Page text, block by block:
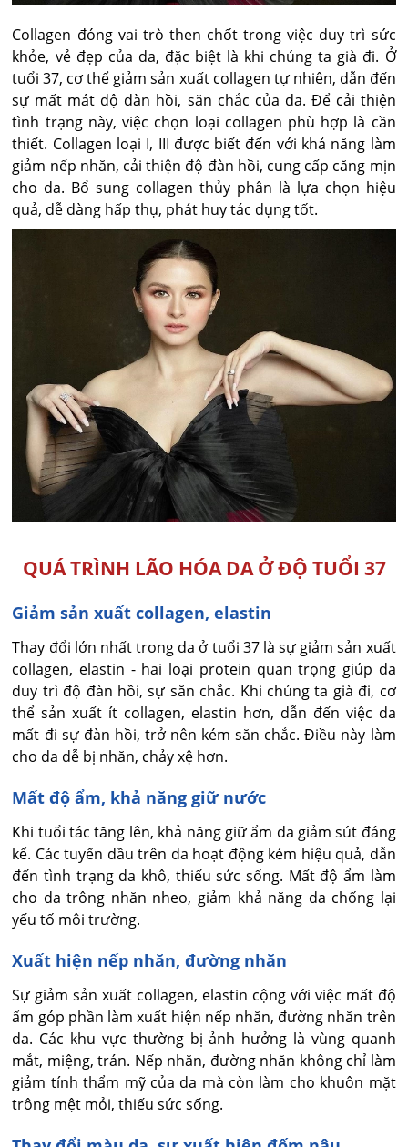
Collagen đóng vai trò then chốt trong việc duy trì sức
khỏe, vẻ đẹp của da, đặc biệt là khi chúng ta già đi. Ở
tuổi 37, cơ thể giảm sản xuất collagen tự nhiên, dẫn đến
sự mất mát độ đàn hồi, săn chắc của da. Để cải thiện
tình trạng này, việc chọn loại collagen phù hợp là cần
thiết. Collagen loại I, III được biết đến với khả năng làm
giảm nếp nhăn, cải thiện độ đàn hồi, cung cấp căng mịn
cho da. Bổ sung collagen thủy phân là lựa chọn hiệu
quả, dễ dàng hấp thụ, phát huy tác dụng tốt.
QUÁ TRÌNH LÃO HÓA DA Ở ĐỘ TUỔI 37
Giảm sản xuất collagen, elastin
Thay đổi lớn nhất trong da ở tuổi 37 là sự giảm sản xuất
collagen, elastin - hai loại protein quan trọng giúp da
duy trì độ đàn hồi, sự săn chắc. Khi chúng ta già đi, cơ
thể sản xuất ít collagen, elastin hơn, dẫn đến việc da
mất đi sự đàn hồi, trở nên kém săn chắc. Điều này làm
cho da dễ bị nhăn, chảy xệ hơn.
Mất độ ẩm, khả năng giữ nước
Khi tuổi tác tăng lên, khả năng giữ ẩm da giảm sút đáng
kể. Các tuyến dầu trên da hoạt động kém hiệu quả, dẫn
đến tình trạng da khô, thiếu sức sống. Mất độ ẩm làm
cho da trông nhăn nheo, giảm khả năng da chống lại
yếu tố môi trường.
Xuất hiện nếp nhăn, đường nhăn
Sự giảm sản xuất collagen, elastin cộng với việc mất độ
ẩm góp phần làm xuất hiện nếp nhăn, đường nhăn trên
da. Các khu vực thường bị ảnh hưởng là vùng quanh
mắt, miệng, trán. Nếp nhăn, đường nhăn không chỉ làm
giảm tính thẩm mỹ của da mà còn làm cho khuôn mặt
trông mệt mỏi, thiếu sức sống.